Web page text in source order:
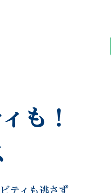
も！
ティも逃さず